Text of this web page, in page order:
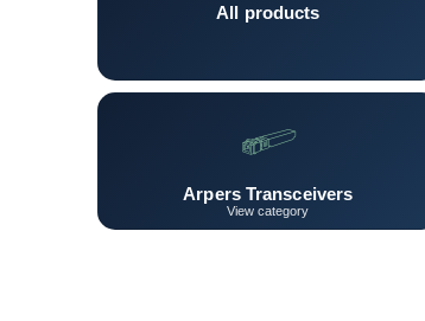
All products
Arpers Transceivers
View category